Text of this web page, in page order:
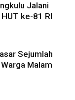
Jalani
ke-81 RI
Sejumlah
Malam